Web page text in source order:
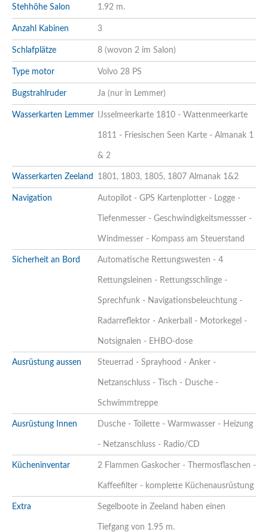
Stehhöhe Salon 1.92 m.
Anzahl Kabinen 3
Schlafplätze 8 (wovon 2 im Salon)
Type motor Volvo 28 PS
Bugstrahlruder Ja (nur in Lemmer)
Wasserkarten Lemmer IJsselmeerkarte 1810 - Wattenmeerkarte
1811 - Friesischen Seen Karte - Almanak 1
& 2
Wasserkarten Zeeland 1801, 1803, 1805, 1807 Almanak 1&2
Navigation Autopilot - GPS Kartenplotter - Logge -
Tiefenmesser - Geschwindigkeitsmessser -
Windmesser - Kompass am Steuerstand
Sicherheit an Bord Automatische Rettungswesten - 4
Rettungsleinen - Rettungsschlinge -
Sprechfunk - Navigationsbeleuchtung -
Radarreflektor - Ankerball - Motorkegel -
Notsignalen - EHBO-dose
Ausrüstung aussen Steuerrad - Sprayhood - Anker -
Netzanschluss - Tisch - Dusche -
Schwimmtreppe
Ausrüstung Innen Dusche - Toilette - Warmwasser - Heizung
- Netzanschluss - Radio/CD
Kücheninventar 2 Flammen Gaskocher - Thermosflaschen -
Kaffeefilter - komplette Küchenausrüstung
Extra Segelboote in Zeeland haben einen
Tiefgang von 1.95 m.